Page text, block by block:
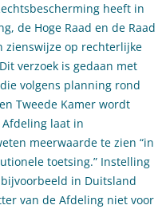
heeft in
de Hoge Raad en de Raad
zienswijze op rechterlijke
verzoek is gedaan met
volgens planning rond
Tweede Kamer wordt
laat in
meerwaarde te zien “in
toetsing.” Instelling
in Duitsland
van de Afdeling niet voor